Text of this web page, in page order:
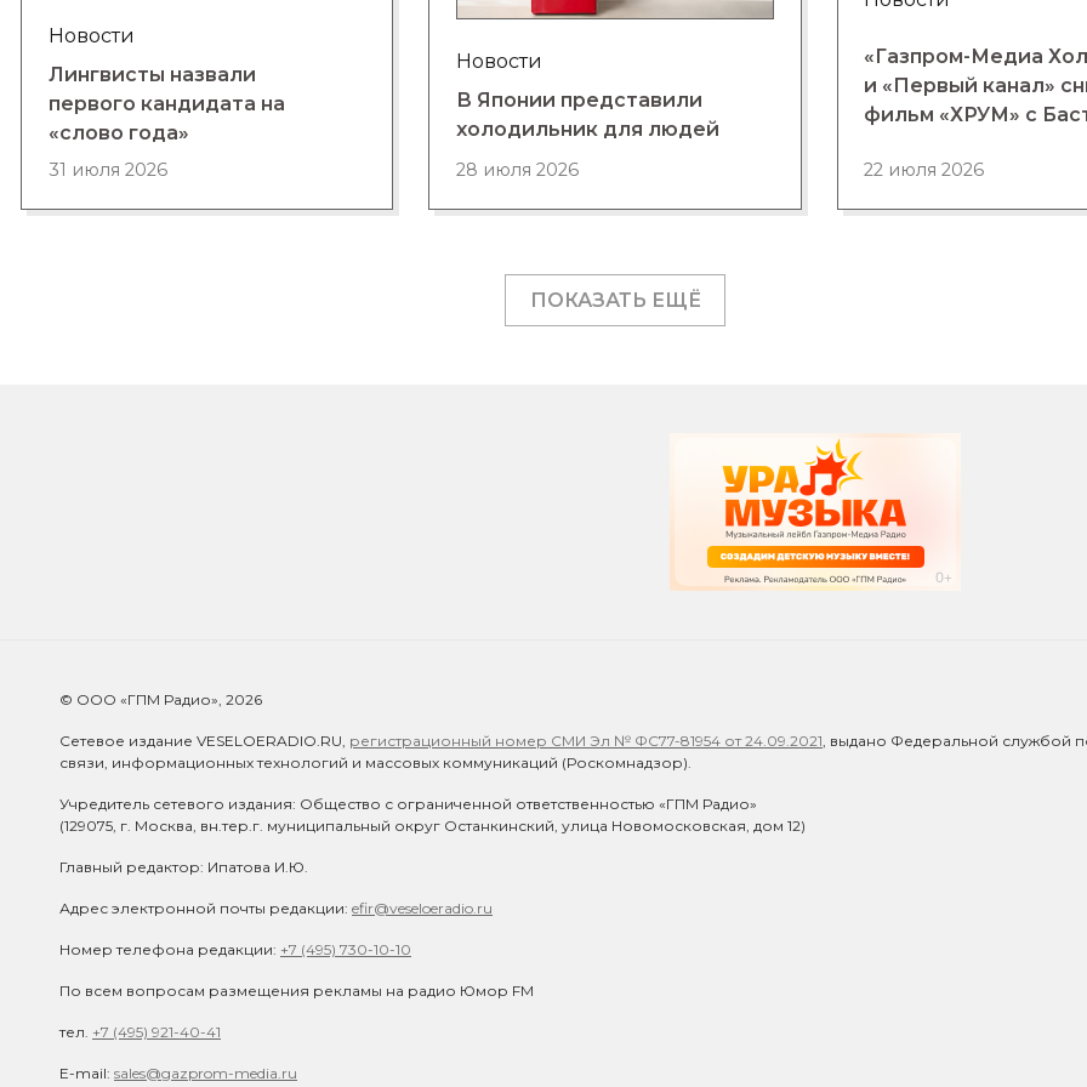
Новости
Лингвисты назвали
первого кандидата на
«слово года»
31 июля 2026
Новости
В Японии представили
холодильник для людей
28 июля 2026
«Газпром-Медиа
и «Первый канал»
фильм «ХРУМ» с
22 июля 2026
ПОКАЗАТЬ ЕЩЁ
© ООО «ГПМ Радио», 2026
Сетевое издание VESELOERADIO.RU, регистрационный номер СМИ Эл № ФС77-81954 от 24.09.2021, выдано Федеральной службой
связи, информационных технологий и массовых коммуникаций (Роскомнадзор).
Учредитель сетевого издания: Общество с ограниченной ответственностью «ГПМ Радио»
(129075, г. Москва, вн.тер.г. муниципальный округ Останкинский, улица Новомосковская, дом 12)
Главный редактор: Ипатова И.Ю.
Адрес электронной почты редакции: efir@veseloeradio.ru
Номер телефона редакции: +7 (495) 730-10-10
По всем вопросам размещения рекламы на радио Юмор FM
тел. +7 (495) 921-40-41
E-mail: sales@gazprom-media.ru